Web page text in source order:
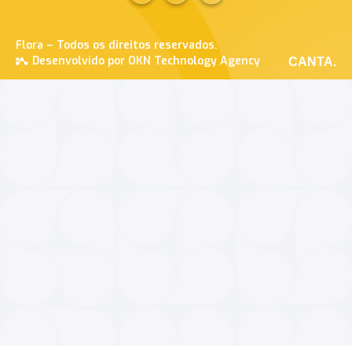
Flora – Todos os direitos reservados.
Desenvolvido por OKN Technology Agency
CANTA.